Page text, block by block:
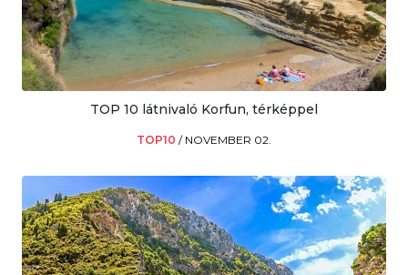
TOP 10 látnivaló Korfun, térképpel
TOP10 / NOVEMBER 02.